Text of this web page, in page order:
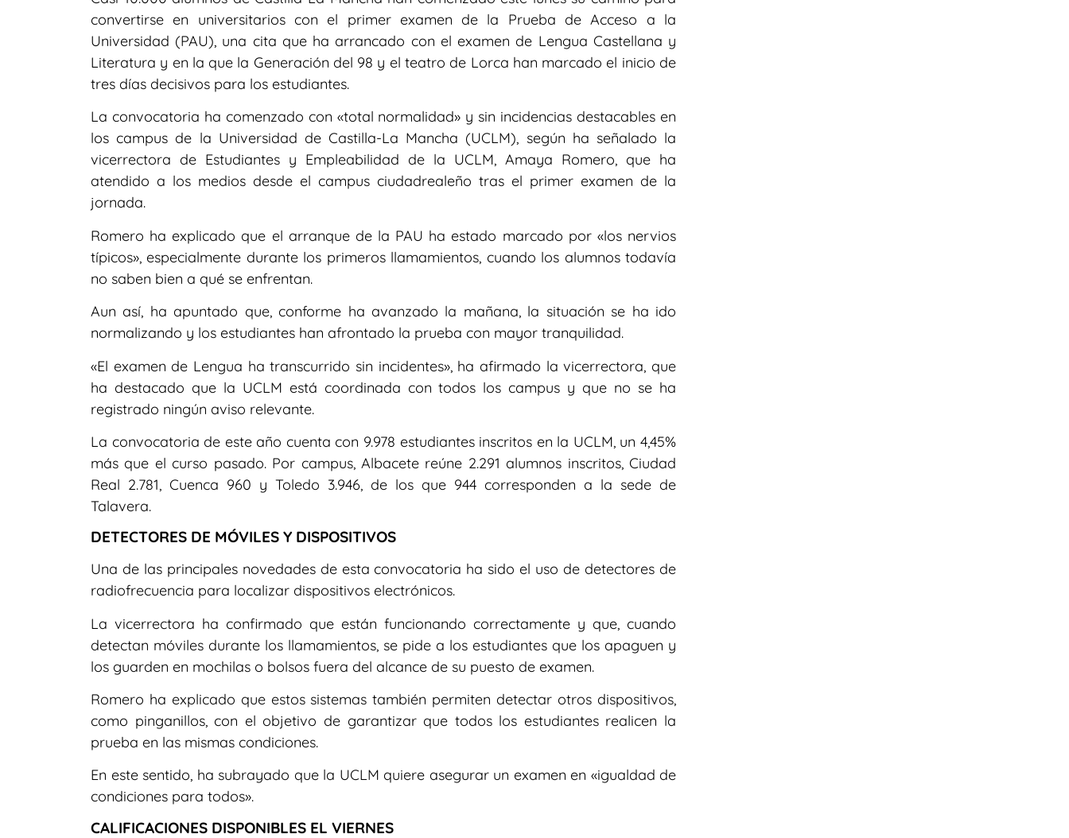
convertirse en universitarios con el primer examen de la Prueba de Acceso a la
Universidad (PAU), una cita que ha arrancado con el examen de Lengua Castellana y
Literatura y en la que la Generación del 98 y el teatro de Lorca han marcado el inicio de
tres días decisivos para los estudiantes.
La convocatoria ha comenzado con «total normalidad» y sin incidencias destacables en
los campus de la Universidad de Castilla-La Mancha (UCLM), según ha señalado la
vicerrectora de Estudiantes y Empleabilidad de la UCLM, Amaya Romero, que ha
atendido a los medios desde el campus ciudadrealeño tras el primer examen de la
jornada.
Romero ha explicado que el arranque de la PAU ha estado marcado por «los nervios
típicos», especialmente durante los primeros llamamientos, cuando los alumnos todavía
no saben bien a qué se enfrentan.
Aun así, ha apuntado que, conforme ha avanzado la mañana, la situación se ha ido
normalizando y los estudiantes han afrontado la prueba con mayor tranquilidad.
«El examen de Lengua ha transcurrido sin incidentes», ha afirmado la vicerrectora, que
ha destacado que la UCLM está coordinada con todos los campus y que no se ha
registrado ningún aviso relevante.
La convocatoria de este año cuenta con 9.978 estudiantes inscritos en la UCLM, un 4,45%
más que el curso pasado. Por campus, Albacete reúne 2.291 alumnos inscritos, Ciudad
Real 2.781, Cuenca 960 y Toledo 3.946, de los que 944 corresponden a la sede de
Talavera.
DETECTORES DE MÓVILES Y DISPOSITIVOS
Una de las principales novedades de esta convocatoria ha sido el uso de detectores de
radiofrecuencia para localizar dispositivos electrónicos.
La vicerrectora ha confirmado que están funcionando correctamente y que, cuando
detectan móviles durante los llamamientos, se pide a los estudiantes que los apaguen y
los guarden en mochilas o bolsos fuera del alcance de su puesto de examen.
Romero ha explicado que estos sistemas también permiten detectar otros dispositivos,
como pinganillos, con el objetivo de garantizar que todos los estudiantes realicen la
prueba en las mismas condiciones.
En este sentido, ha subrayado que la UCLM quiere asegurar un examen en «igualdad de
condiciones para todos».
CALIFICACIONES DISPONIBLES EL VIERNES